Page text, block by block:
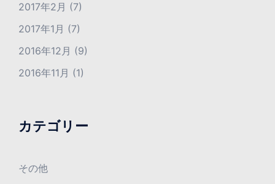
2017年2月 (7)
2017年1月 (7)
2016年12月 (9)
2016年11月 (1)
カテゴリー
その他